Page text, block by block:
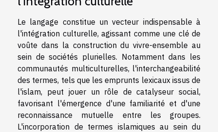
Le langage constitue un vecteur indispensable à
l'intégration culturelle, agissant comme une clé de
voûte dans la construction du vivre-ensemble au
sein de sociétés plurielles. Notamment dans les
communautés multiculturelles, l'interchangeabilité
des termes, tels que les emprunts lexicaux issus de
l'islam, peut jouer un rôle de catalyseur social,
favorisant l'émergence d'une familiarité et d'une
reconnaissance mutuelle entre les groupes.
L'incorporation de termes islamiques au sein du